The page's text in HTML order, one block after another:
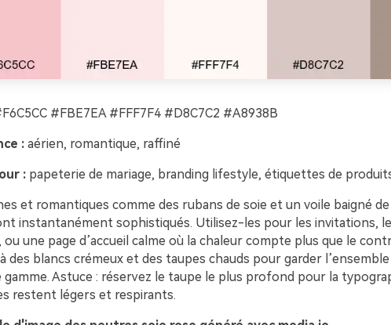
#FBE7EA #FFF7F4 #D8C7C2 #A8938B
:aérien, romantique, raffiné
:papeterie de mariage, branding lifestyle, étiquettes de
et romantiques comme des rubans de soie et un voile baigné
instantanément sophistiqués. Utilisez-les pour les invitations,
ou une page d’accueil calme où la chaleur compte plus que le
des blancs crémeux et des taupes chauds pour garder
gamme. Astuce : réservez le taupe le plus profond pour la
restent légers et respirants.